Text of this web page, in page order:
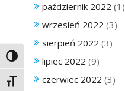
Toggle High Contrast
Toggle Font size
październik 2022 (1)
wrzesień 2022 (3)
sierpień 2022 (3)
lipiec 2022 (9)
czerwiec 2022 (3)